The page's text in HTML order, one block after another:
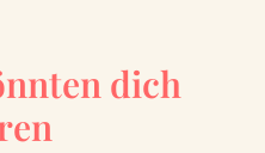
dich